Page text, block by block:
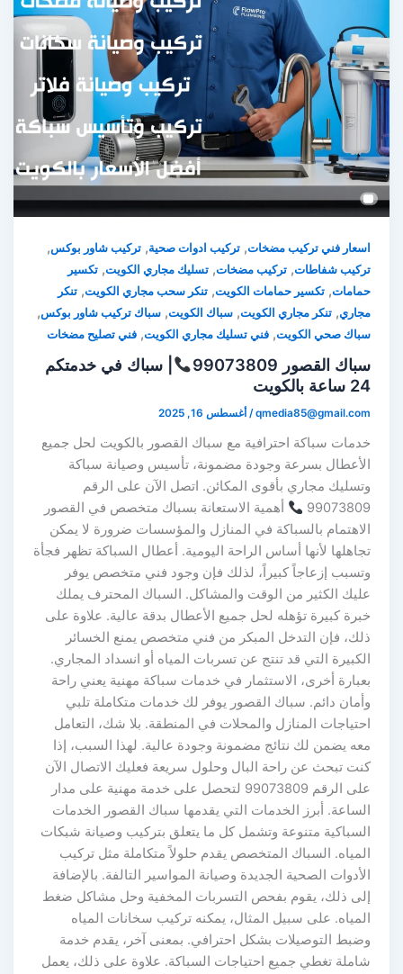
اسعار فني تركيب مضخات,تركيب ادوات صحية,تركيب شاور بوكس,
تركيب شفاطات,تركيب مضخات,تسليك مجاري الكويت,تكسير
حمامات,تكسير حمامات الكويت,تنكر سحب مجاري الكويت,تنكر
مجاري,تنكر مجاري الكويت,سباك الكويت,سباك تركيب شاور بوكس,
سباك صحي الكويت,فني تسليك مجاري الكويت,فني تصليح مضخات
سباك القصور 99073809
| سباك في خدمتكم
24 ساعة بالكويت
qmedia85@gmail.com
/ أغسطس 16, 2025
خدمات سباكة احترافية مع سباك القصور بالكويت لحل جميع
الأعطال بسرعة وجودة مضمونة، تأسيس وصيانة سباكة
وتسليك مجاري بأقوى المكائن. اتصل الآن على الرقم
99073809
أهمية الاستعانة بسباك متخصص في القصور
الاهتمام بالسباكة في المنازل والمؤسسات ضرورة لا يمكن
تجاهلها لأنها أساس الراحة اليومية. أعطال السباكة تظهر فجأة
وتسبب إزعاجاً كبيراً، لذلك فإن وجود فني متخصص يوفر
عليك الكثير من الوقت والمشاكل. السباك المحترف يملك
خبرة كبيرة تؤهله لحل جميع الأعطال بدقة عالية. علاوة على
ذلك، فإن التدخل المبكر من فني متخصص يمنع الخسائر
الكبيرة التي قد تنتج عن تسربات المياه أو انسداد المجاري.
بعبارة أخرى، الاستثمار في خدمات سباكة مهنية يعني راحة
وأمان دائم. سباك القصور يوفر لك خدمات متكاملة تلبي
احتياجات المنازل والمحلات في المنطقة. بلا شك، التعامل
معه يضمن لك نتائج مضمونة وجودة عالية. لهذا السبب، إذا
كنت تبحث عن راحة البال وحلول سريعة فعليك الاتصال الآن
على الرقم 99073809 لتحصل على خدمة مهنية على مدار
الساعة. أبرز الخدمات التي يقدمها سباك القصور الخدمات
السباكية متنوعة وتشمل كل ما يتعلق بتركيب وصيانة شبكات
المياه. السباك المتخصص يقدم حلولاً متكاملة مثل تركيب
الأدوات الصحية الجديدة وصيانة المواسير التالفة. بالإضافة
إلى ذلك، يقوم بفحص التسربات المخفية وحل مشاكل ضغط
المياه. على سبيل المثال، يمكنه تركيب سخانات المياه
وضبط التوصيلات بشكل احترافي. بمعنى آخر، يقدم خدمة
شاملة تغطي جميع احتياجات السباكة. علاوة على ذلك، يعمل